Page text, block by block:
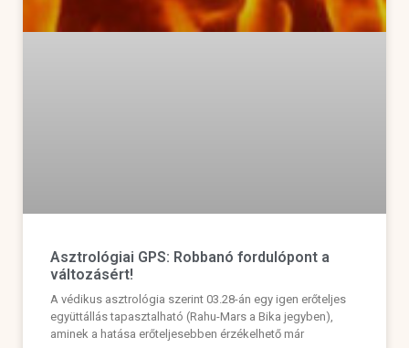
Asztrológiai GPS: Robbanó fordulópont a
változásért!
A védikus asztrológia szerint 03.28-án egy igen erőteljes
együttállás tapasztalható (Rahu-Mars a Bika jegyben),
aminek a hatása erőteljesebben érzékelhető már